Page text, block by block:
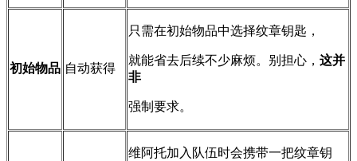
初始物品 自动获得
只需在初始物品中选择纹章钥匙，
就能省去后续不少麻烦。别担心， 这并
非
强制要求。
维阿托加入队伍时会携带一把纹章钥